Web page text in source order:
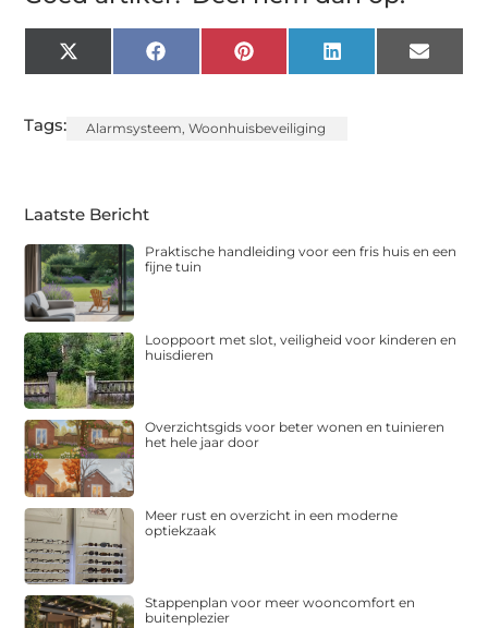
X
(Twitter)
FacebookPinterest LinkedIn Email
Tags: Alarmsysteem,Woonhuisbeveiliging
Laatste Bericht
Praktische handleiding voor een fris huis en een
fijne tuin
Looppoort met slot, veiligheid voor kinderen en
huisdieren
Overzichtsgids voor beter wonen en tuinieren
het hele jaar door
Meer rust en overzicht in een moderne
optiekzaak
Stappenplan voor meer wooncomfort en
buitenplezier